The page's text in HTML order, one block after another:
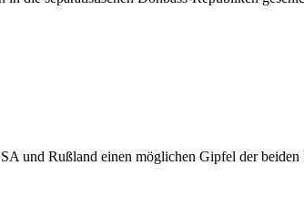
und Rußland einen möglichen Gipfel der